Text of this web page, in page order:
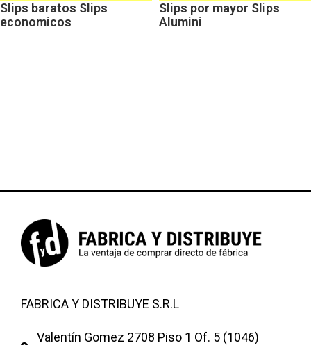
Slips baratos Slips
economicos
Slips por mayor Slips
Alumini
FABRICA Y DISTRIBUYE S.R.L
Valentín Gomez 2708 Piso 1 Of. 5 (1046)